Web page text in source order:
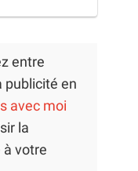
entre
publicité en
avec moi
la
à votre